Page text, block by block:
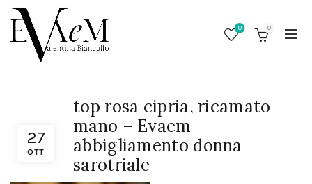
0 0
27
OTT
top rosa cipria, ricamato
mano – Evaem
abbigliamento donna
sarotriale